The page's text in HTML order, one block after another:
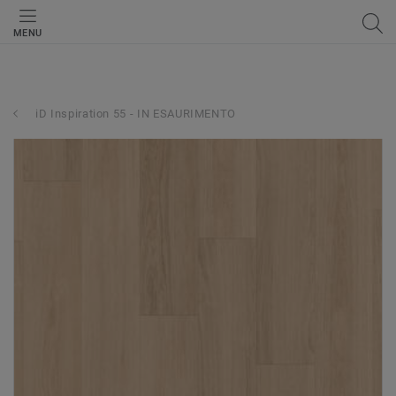
MENU
iD Inspiration 55 - IN ESAURIMENTO